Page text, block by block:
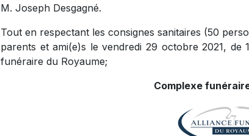
M. Joseph Desgagné.
Tout en respectant les consignes sanitaires (50
parents et ami(e)s le vendredi 29 octobre 2021,
funéraire du Royaume;
Complexe